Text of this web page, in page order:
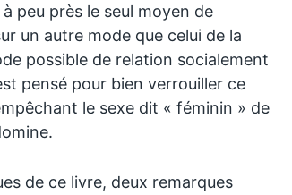
peu près le seul moyen de
un autre mode que celui de la
possible de relation socialement
pensé pour bien verrouiller ce
le sexe dit « féminin » de
de ce livre, deux remarques